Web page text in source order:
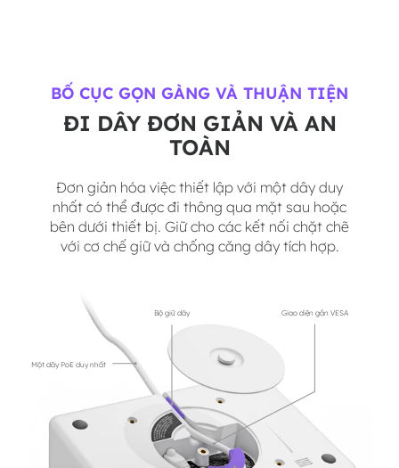
Giao diện gắn VESA
Bộ giữ dây
Một dây PoE duy nhất
BỐ CỤC GỌN GÀNG VÀ THUẬN TIỆN
ĐI DÂY ĐƠN GIẢN VÀ AN
TOÀN
Đơn giản hóa việc thiết lập với một dây duy
nhất có thể được đi thông qua mặt sau hoặc
bên dưới thiết bị. Giữ cho các kết nối chặt chẽ
với cơ chế giữ và chống căng dây tích hợp.